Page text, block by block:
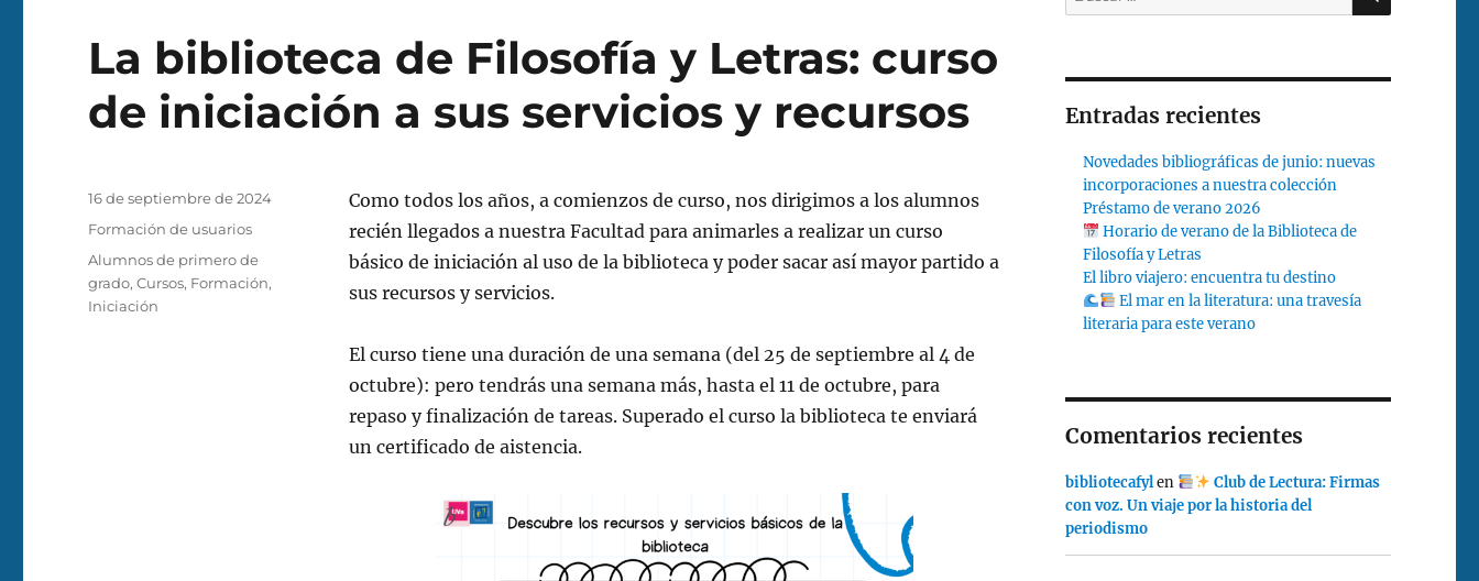
La biblioteca de Filosofía y Letras: curso
de iniciación a sus servicios y recursos
Como todos los años, a comienzos de curso, nos dirigimos a los alumnos
recién llegados a nuestra Facultad para animarles a realizar un curso
básico de iniciación al uso de la biblioteca y poder sacar así mayor partido a
sus recursos y servicios.
El curso tiene una duración de una semana (del 25 de septiembre al 4 de
octubre): pero tendrás una semana más, hasta el 11 de octubre, para
repaso y finalización de tareas. Superado el curso la biblioteca te enviará
un certificado de aistencia.
Publicado
16 de septiembre de 2024
Categorías
Formación de usuarios
Etiquetas
Alumnos de primero de
grado,Cursos, Formación,
Iniciación
por:
Entradas recientes
Novedades bibliográficas de junio: nuevas
incorporaciones a nuestra colección
Préstamo de verano 2026
Horario de verano de la Biblioteca de
Filosofía y Letras
El libro viajero: encuentra tu destino
El mar en la literatura: una travesía
literaria para este verano
Comentarios recientes
bibliotecafylen
Club de Lectura: Firmas
con voz. Un viaje por la historia del
periodismo